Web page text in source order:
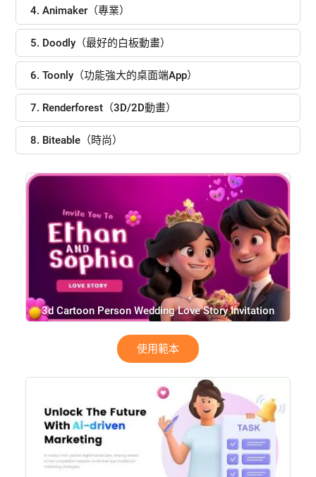
4. Animaker（專業）
5. Doodly（最好的白板動畫）
6. Toonly（功能強大的桌面端App）
7. Renderforest（3D/2D動畫）
8. Biteable（時尚）
3d Cartoon Person Wedding Love Story Invitation
Ceremony Collage
使用範本